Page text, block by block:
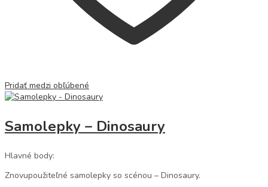
Pridať medzi obľúbené
Samolepky – Dinosaury
Hlavné body:
Znovupoužiteľné samolepky so scénou – Dinosaury.